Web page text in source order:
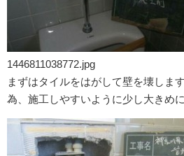
1446811038772.jpg
まずはタイルをはがして壁を壊しま
為、施工しやすいように少し大きめ